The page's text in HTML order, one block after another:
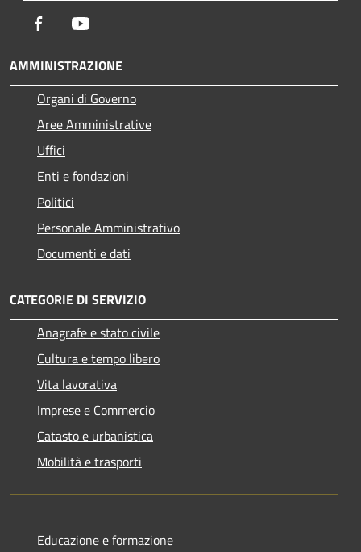
Facebook
AMMINISTRAZIONE
Organi di Governo
Aree Amministrative
Uffici
Enti e fondazioni
Politici
Personale Amministrativo
Documenti e dati
CATEGORIE DI SERVIZIO
Anagrafe e stato civile
Cultura e tempo libero
Vita lavorativa
Imprese e Commercio
Catasto e urbanistica
Mobilità e trasporti
Educazione e formazione